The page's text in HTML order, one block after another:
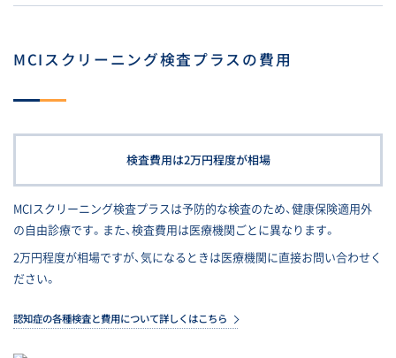
MCIスクリーニング検査プラスの費用
検査費用は2万円程度が相場
MCIスクリーニング検査プラスは予防的な検査のため、健康保険適用外
の自由診療です。また、検査費用は医療機関ごとに異なります。
2万円程度が相場ですが、気になるときは医療機関に直接お問い合わせく
ださい。
認知症の各種検査と費用について詳しくはこちら